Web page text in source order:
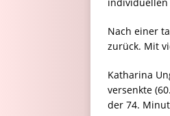
Nach einer
zurück. Mit
Katharina
versenkte
der 74.